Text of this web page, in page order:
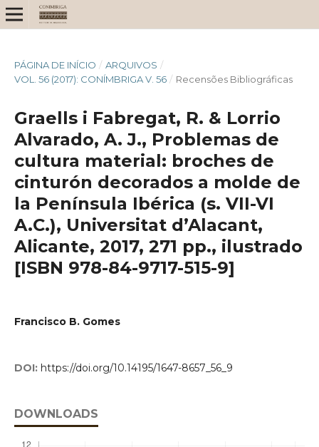
PÁGINA DE INÍCIO / ARQUIVOS /
VOL. 56 (2017): CONÍMBRIGA V. 56 / Recensões Bibliográficas
Graells i Fabregat, R. & Lorrio
Alvarado, A. J., Problemas de
cultura material: broches de
cinturón decorados a molde de
la Península Ibérica (s. VII-VI
A.C.), Universitat d’Alacant,
Alicante, 2017, 271 pp., ilustrado
[ISBN 978-84-9717-515-9]
Francisco B. Gomes
DOI: https://doi.org/10.14195/1647-8657_56_9
DOWNLOADS